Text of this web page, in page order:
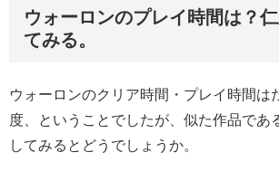
ウォーロンのプレイ時間は？
てみる。
ウォーロンのクリア時間・プレイ時間は
度、ということでしたが、似た作品であ
してみるとどうでしょうか。